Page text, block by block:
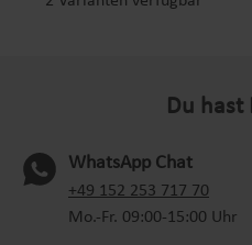
Wühlmäusen, Ratten und
Gartenkomposter zeichnet
Vielseitigkeit aus. Neben der
nährstoffreicher
Du hast
WhatsApp Chat
+49 152 253 717 70
Mo.-Fr. 09:00-15:00 Uhr